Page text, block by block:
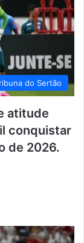
do Sertão
atitude
conquistar
de 2026.